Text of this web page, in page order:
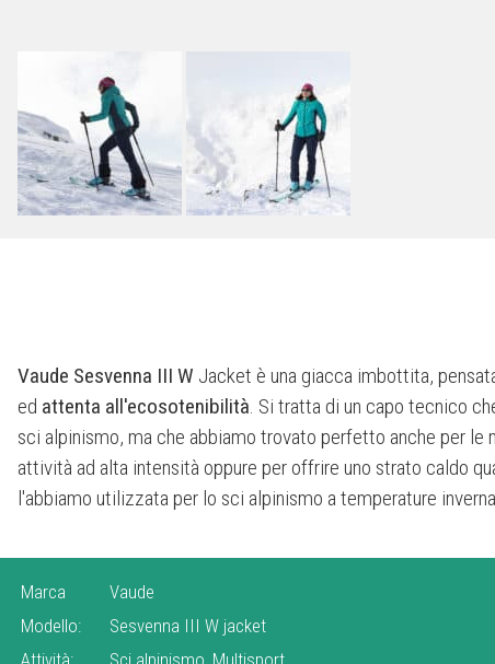
Vaude Sesvenna III W Jacket è una giacca imbottita,
ed attenta all'ecosotenibilità. Si tratta di un capo tecnico
sci alpinismo, ma che abbiamo trovato perfetto anche per le
attività ad alta intensità oppure per offrire uno strato caldo
l'abbiamo utilizzata per lo sci alpinismo a temperature
miti, ma anche come strato in più nei giorni
suo, ma che performa molto bene se utilizzata in attività ad
molto femminile è adatto non solo per l'attività puramente
Marca
Vaude
Modello:
Sesvenna III W jacket
Attività:
Sci alpinismo, Multisport